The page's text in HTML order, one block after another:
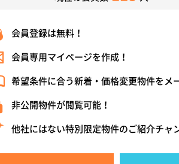
会員登録は無料！
会員専用マイページを作成！
希望条件に合う新着・価格変更物件をメ
非公開物件が閲覧可能！
他社にはない特別限定物件のご紹介チャ